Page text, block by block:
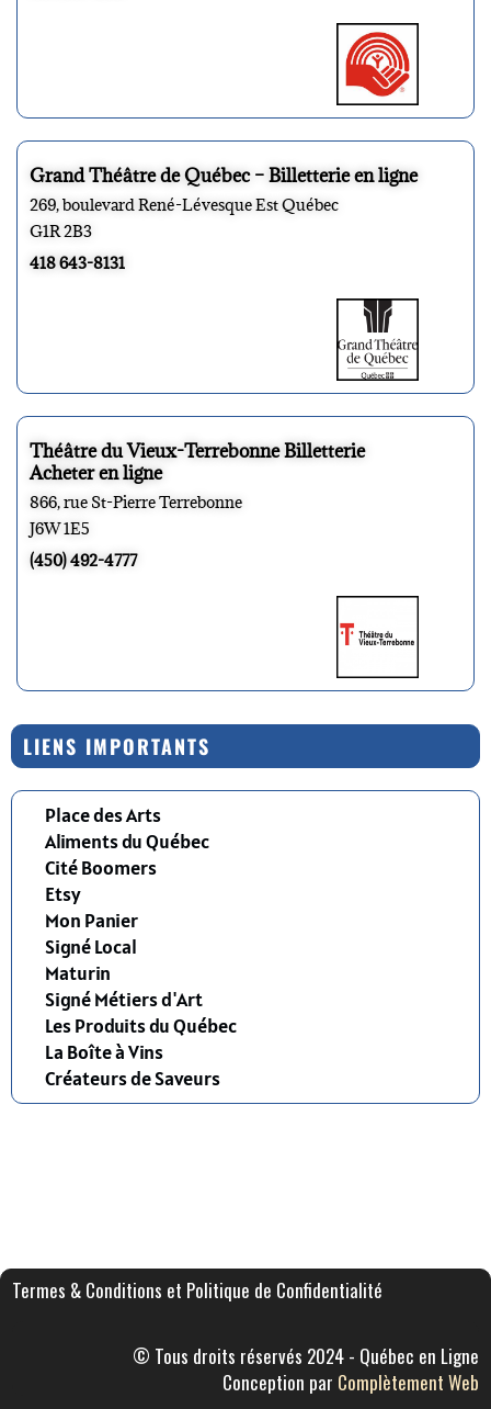
Grand Théâtre de Québec – Billetterie en ligne
269, boulevard René-Lévesque Est Québec
G1R 2B3
418 643-8131
Théâtre du Vieux-Terrebonne Billetterie
Acheter en ligne
866, rue St-Pierre Terrebonne
J6W 1E5
(450) 492-4777
LIENS IMPORTANTS
Place des Arts
Aliments du Québec
Cité Boomers
Etsy
Mon Panier
Signé Local
Maturin
Signé Métiers d'Art
Les Produits du Québec
La Boîte à Vins
Créateurs de Saveurs
Termes & Conditions et Politique de Confidentialité
© Tous droits réservés 2024 - Québec en Ligne
Conception par Complètement Web